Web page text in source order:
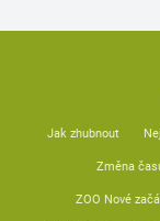
Jak zhubnout
Změna
ZOO Nové